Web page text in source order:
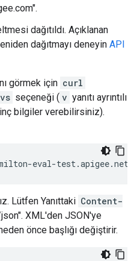
dağıtıldı. Açıklanan
dağıtmayı deneyin API
görmek için curl
seçeneği ( v yanıtı ayrıntılı
bilgiler verebilirsiniz).
-eval-test.apigee.net
Lütfen Yanıttaki Content-
XML'den JSON'ye
önce başlığı değiştirir.